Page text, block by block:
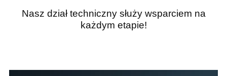
Nasz dział techniczny służy wsparciem na
każdym etapie!